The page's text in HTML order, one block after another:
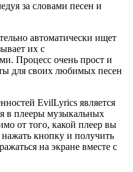
за словами песен и
автоматически ищет
их с
Процесс очень прост и
для своих любимых песен
EvilLyrics является
в плееры музыкальных
от того, какой плеер вы
кнопку и получить
на экране вместе с